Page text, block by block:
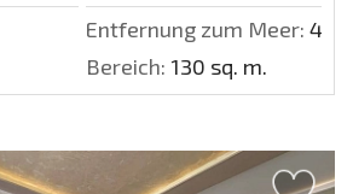
Entfernung zum Meer: 400
Bereich: 130 sq. m.